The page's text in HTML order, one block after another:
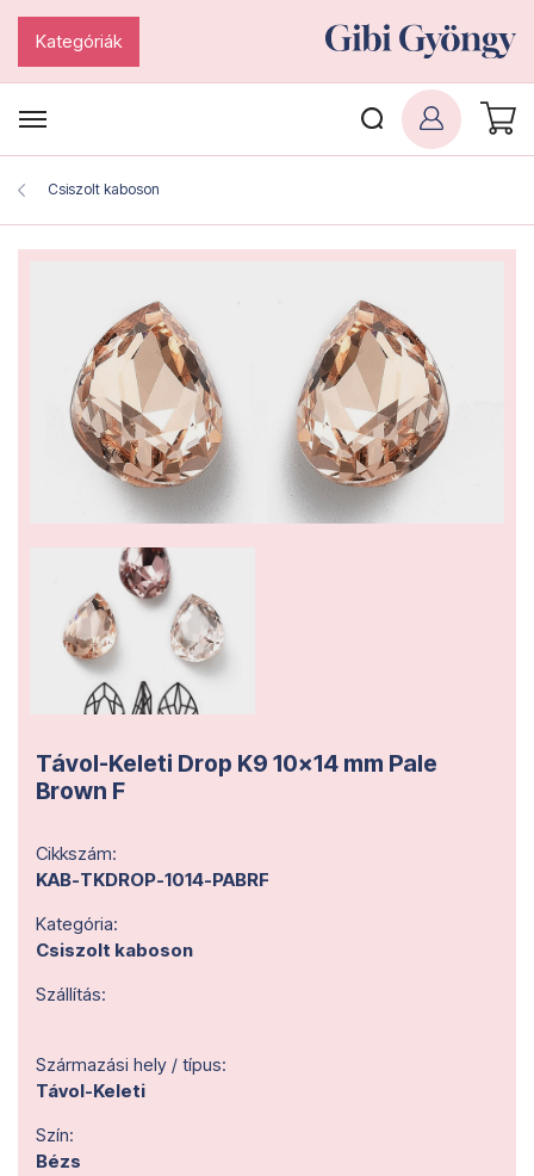
Kategóriák
Csiszolt kaboson
Távol-Keleti Drop K9 10x14 mm Pale
Brown F
Cikkszám:
KAB-TKDROP-1014-PABRF
Kategória:
Csiszolt kaboson
Szállítás:
Származási hely / típus:
Távol-Keleti
Szín:
Bézs